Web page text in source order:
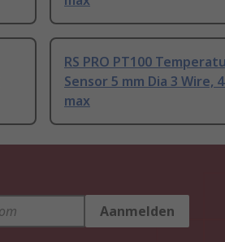
RS PRO PT100
Sensor 5 mm Dia 3 Wire,
max
Aanmelden